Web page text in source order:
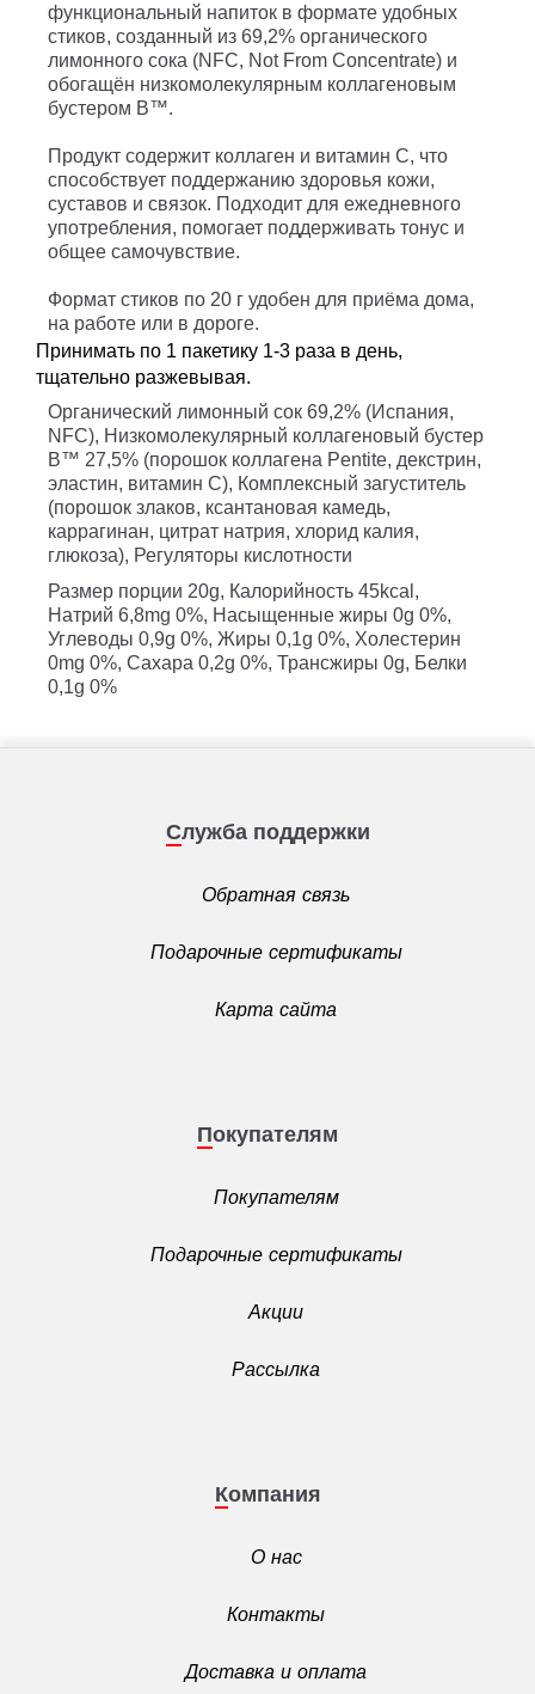
функциональный напиток в формате удобных
стиков, созданный из 69,2% органического
лимонного сока (NFC, Not From Concentrate) и
обогащён низкомолекулярным коллагеновым
бустером B™.
Продукт содержит коллаген и витамин C, что
способствует поддержанию здоровья кожи,
суставов и связок. Подходит для ежедневного
употребления, помогает поддерживать тонус и
общее самочувствие.
Формат стиков по 20 г удобен для приёма дома,
на работе или в дороге.
Принимать по 1 пакетику 1-3 раза в день,
тщательно разжевывая.
Органический лимонный сок 69,2% (Испания,
NFC), Низкомолекулярный коллагеновый бустер
B™ 27,5% (порошок коллагена Pentite, декстрин,
эластин, витамин C), Комплексный загуститель
(порошок злаков, ксантановая камедь,
каррагинан, цитрат натрия, хлорид калия,
глюкоза), Регуляторы кислотности
Размер порции 20g, Калорийность 45kcal,
Натрий 6,8mg 0%, Насыщенные жиры 0g 0%,
Углеводы 0,9g 0%, Жиры 0,1g 0%, Холестерин
0mg 0%, Сахара 0,2g 0%, Трансжиры 0g, Белки
0,1g 0%
Служба поддержки
Обратная связь
Подарочные сертификаты
Карта сайта
Покупателям
Покупателям
Подарочные сертификаты
Акции
Рассылка
Компания
О нас
Контакты
Доставка и оплата